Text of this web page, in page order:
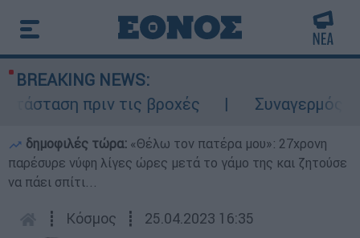
BREAKING NEWS:
πριν τις βροχές
Συναγερμός
δημοφιλές τώρα: «Θέλω τον πατέρα μου»: 27χρονη
παρέσυρε νύφη λίγες ώρες μετά το γάμο της και ζητούσε
να πάει σπίτι...
┋ Κόσμος ┋ 25.04.2023 16:35